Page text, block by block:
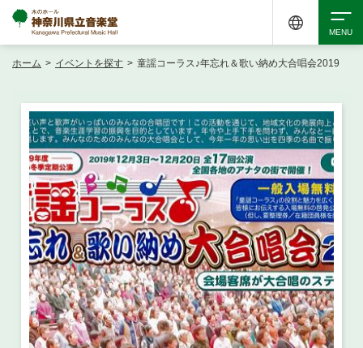
イベントを探す
・ イベント一覧
・ イベントカレンダー
ご来場案内
・ 館内サービス・アクセシビリティ
施設を借りる
アクセシビリティ チケット購入 交通案内
ホーム > イベントを探す > 童謡コーラス♪年忘れ＆歌い納め大合唱会2019